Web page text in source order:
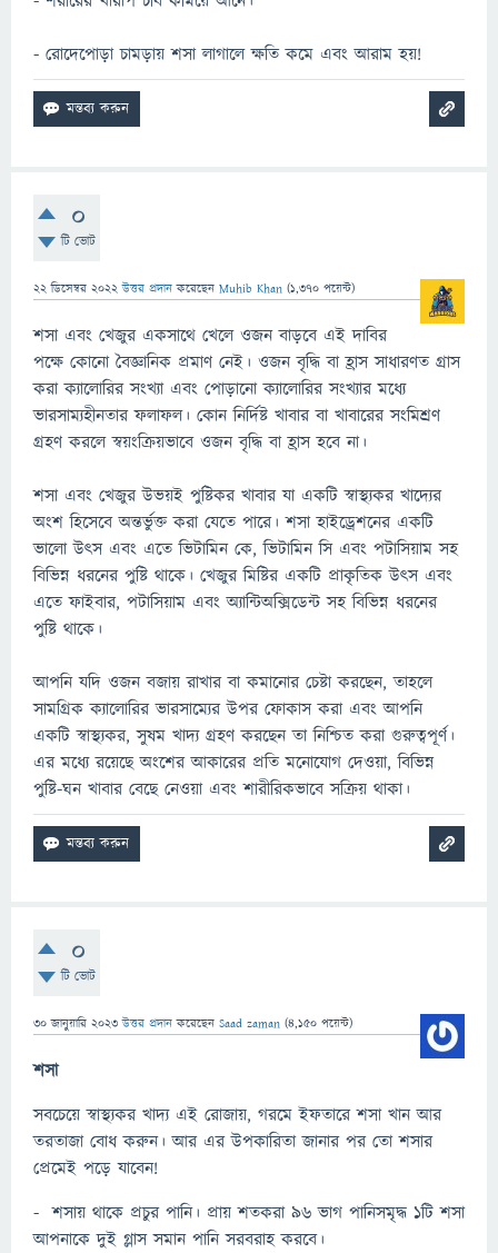
- রোদেপোড়া চামড়ায় শসা লাগালে ক্ষতি কমে এবং আরাম হয়!
0
টি ভোট
22 ডিসেম্বর 2022 উত্তর প্রদান করেছেন Muhib Khan (1,370 পয়েন্ট)
শসা এবং খেজুর একসাথে খেলে ওজন বাড়বে এই দাবির
পক্ষে কোনো বৈজ্ঞানিক প্রমাণ নেই। ওজন বৃদ্ধি বা হ্রাস সাধারণত গ্রাস
করা ক্যালোরির সংখ্যা এবং পোড়ানো ক্যালোরির সংখ্যার মধ্যে
ভারসাম্যহীনতার ফলাফল। কোন নির্দিষ্ট খাবার বা খাবারের সংমিশ্রণ
গ্রহণ করলে স্বয়ংক্রিয়ভাবে ওজন বৃদ্ধি বা হ্রাস হবে না।
শসা এবং খেজুর উভয়ই পুষ্টিকর খাবার যা একটি স্বাস্থ্যকর খাদ্যের
অংশ হিসেবে অন্তর্ভুক্ত করা যেতে পারে। শসা হাইড্রেশনের একটি
ভালো উৎস এবং এতে ভিটামিন কে, ভিটামিন সি এবং পটাসিয়াম সহ
বিভিন্ন ধরনের পুষ্টি থাকে। খেজুর মিষ্টির একটি প্রাকৃতিক উৎস এবং
এতে ফাইবার, পটাসিয়াম এবং অ্যান্টিঅক্সিডেন্ট সহ বিভিন্ন ধরনের
পুষ্টি থাকে।
আপনি যদি ওজন বজায় রাখার বা কমানোর চেষ্টা করছেন, তাহলে
সামগ্রিক ক্যালোরির ভারসাম্যের উপর ফোকাস করা এবং আপনি
একটি স্বাস্থ্যকর, সুষম খাদ্য গ্রহণ করছেন তা নিশ্চিত করা গুরুত্বপূর্ণ।
এর মধ্যে রয়েছে অংশের আকারের প্রতি মনোযোগ দেওয়া, বিভিন্ন
পুষ্টি-ঘন খাবার বেছে নেওয়া এবং শারীরিকভাবে সক্রিয় থাকা।
0
টি ভোট
30 জানুয়ারি 2023 উত্তর প্রদান করেছেন Saad zaman (4,150 পয়েন্ট)
শসা
সবচেয়ে স্বাস্থ্যকর খাদ্য এই রোজায়, গরমে ইফতারে শসা খান আর
তরতাজা বোধ করুন। আর এর উপকারিতা জানার পর তো শসার
প্রেমেই পড়ে যাবেন!
- শসায় থাকে প্রচুর পানি। প্রায় শতকরা ৯৬ ভাগ পানিসমৃদ্ধ ১টি শসা
আপনাকে দুই গ্লাস সমান পানি সরবরাহ করবে।